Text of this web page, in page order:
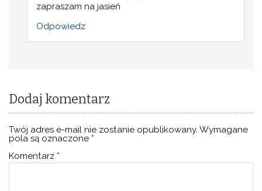
zapraszam na jasień
Odpowiedz
Dodaj komentarz
Twój adres e-mail nie zostanie opublikowany. Wymagane
pola są oznaczone *
Komentarz *